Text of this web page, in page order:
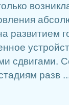
развитием
сдвигами.
разв